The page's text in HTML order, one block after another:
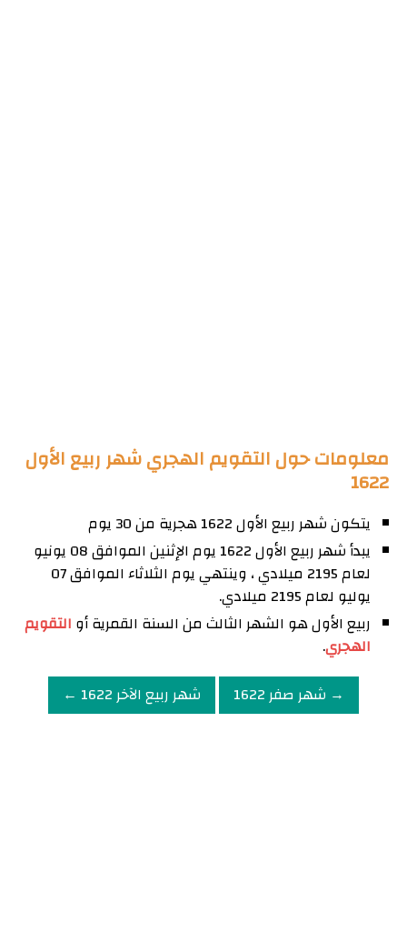
معلومات حول التقويم الهجري شهر ربيع الأول
1622
يتكون شهر ربيع الأول 1622 هجرية من 30 يوم
يبدأ شهر ربيع الأول 1622 يوم الإثنين الموافق 08 يونيو
لعام 2195 ميلادي ، وينتهي يوم الثلاثاء الموافق 07
يوليو لعام 2195 ميلادي.
ربيع الأول هو الشهر الثالث من السنة القمرية أو التقويم
الهجري.
→ شهر صفر 1622
شهر ربيع الآخر 1622 ←